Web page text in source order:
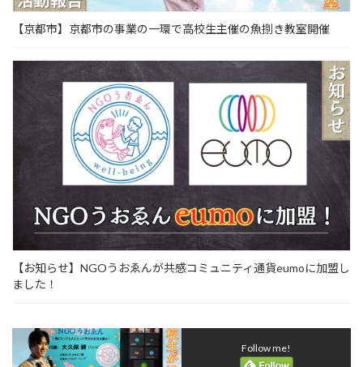
【京都市】京都市の事業の一環で高校生主催の魚捌き教室開催
【お知らせ】NGOうおゑんが共感コミュニティ通貨eumoに加盟し
ました！
Follow me!